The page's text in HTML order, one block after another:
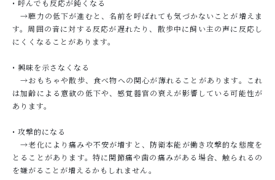
• 呼んでも反応が鈍くなる
→聴力の低下が進むと、名前を呼ばれても気づかないことが増えま
す。周囲の音に対する反応が遅れたり、散歩中に飼い主の声に反応し
にくくなることがあります。
• 興味を示さなくなる
→おもちゃや散歩、食べ物への関心が薄れることがあります。これ
は加齢による意欲の低下や、感覚器官の衰えが影響している可能性が
あります。
• 攻撃的になる
→老化により痛みや不安が増すと、防衛本能が働き攻撃的な態度を
とることがあります。特に関節痛や歯の痛みがある場合、触られるの
を嫌がることが増えるかもしれません。